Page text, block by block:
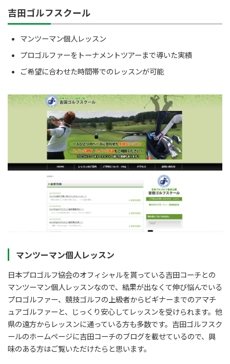
吉田ゴルフスクール
マンツーマン個人レッスン
プロゴルファーをトーナメントツアーまで導いた実績
ご希望に合わせた時間帯でのレッスンが可能
マンツーマン個人レッスン
日本プロゴルフ協会のオフィシャルを貰っている吉田コーチとの
マンツーマン個人レッスンなので、結果が出なくて伸び悩んでいる
プロゴルファー、競技ゴルフの上級者からビギナーまでのアマチ
ュアゴルファーと、じっくり安心してレッスンを受けられます。他
県の遠方からレッスンに通っている方も多数です。吉田ゴルフスク
ールのホームページに吉田コーチのブログを載せているので、興
味のある方はご覧いただけたらと思います。